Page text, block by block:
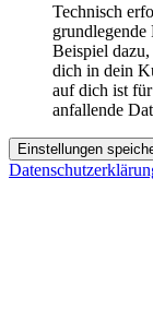
Technisch
grundlegende
Beispiel
dich in dein
auf dich ist
anfallende
Einstellungen